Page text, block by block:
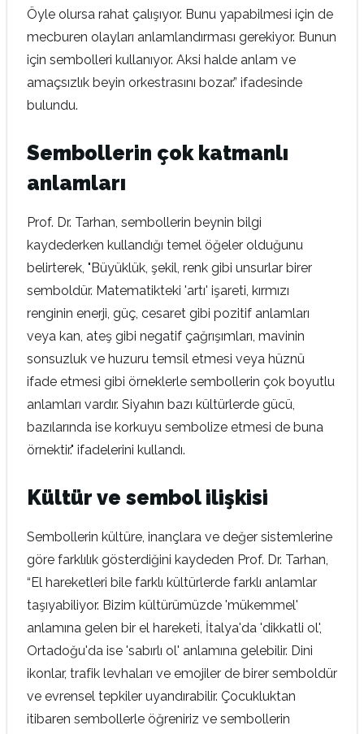
Öyle olursa rahat çalışıyor. Bunu yapabilmesi için de
mecburen olayları anlamlandırması gerekiyor. Bunun
için sembolleri kullanıyor. Aksi halde anlam ve
amaçsızlık beyin orkestrasını bozar.” ifadesinde
bulundu.
Sembollerin çok katmanlı
anlamları
Prof. Dr. Tarhan, sembollerin beynin bilgi
kaydederken kullandığı temel öğeler olduğunu
belirterek, "Büyüklük, şekil, renk gibi unsurlar birer
semboldür. Matematikteki 'artı' işareti, kırmızı
renginin enerji, güç, cesaret gibi pozitif anlamları
veya kan, ateş gibi negatif çağrışımları, mavinin
sonsuzluk ve huzuru temsil etmesi veya hüznü
ifade etmesi gibi örneklerle sembollerin çok boyutlu
anlamları vardır. Siyahın bazı kültürlerde gücü,
bazılarında ise korkuyu sembolize etmesi de buna
örnektir." ifadelerini kullandı.
Kültür ve sembol ilişkisi
Sembollerin kültüre, inançlara ve değer sistemlerine
göre farklılık gösterdiğini kaydeden Prof. Dr. Tarhan,
“El hareketleri bile farklı kültürlerde farklı anlamlar
taşıyabiliyor. Bizim kültürümüzde 'mükemmel'
anlamına gelen bir el hareketi, İtalya'da 'dikkatli ol',
Ortadoğu'da ise 'sabırlı ol' anlamına gelebilir. Dini
ikonlar, trafik levhaları ve emojiler de birer semboldür
ve evrensel tepkiler uyandırabilir. Çocukluktan
itibaren sembollerle öğreniriz ve sembollerin